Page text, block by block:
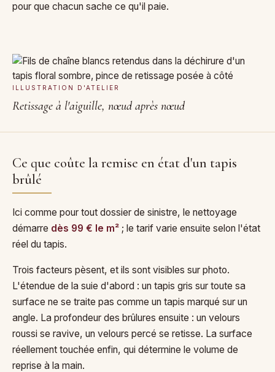
pour que chacun sache ce qu'il paie.
ILLUSTRATION D'ATELIER
Retissage à l'aiguille, nœud après nœud
Ce que coûte la remise en état d'un tapis
brûlé
Ici comme pour tout dossier de sinistre, le nettoyage
démarre dès 99 € le m² ; le tarif varie ensuite selon l'état
réel du tapis.
Trois facteurs pèsent, et ils sont visibles sur photo.
L'étendue de la suie d'abord : un tapis gris sur toute sa
surface ne se traite pas comme un tapis marqué sur un
angle. La profondeur des brûlures ensuite : un velours
roussi se ravive, un velours percé se retisse. La surface
réellement touchée enfin, qui détermine le volume de
reprise à la main.